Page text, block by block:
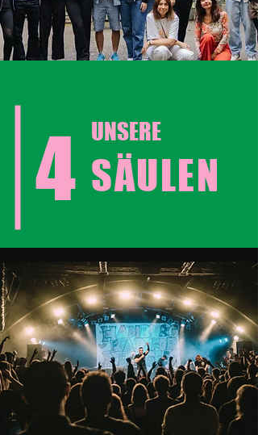
4 UNSERE
SÄULEN